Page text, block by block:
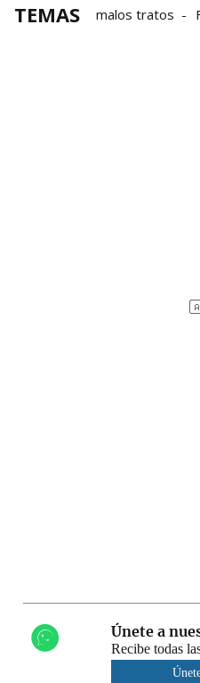
TEMAS malos tratos
Únete a
Recibe todas